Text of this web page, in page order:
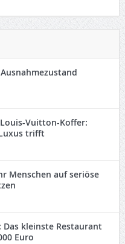
Louis-Vuitton-Koffer:
trifft
Menschen auf seriöse
Das kleinste Restaurant
Euro